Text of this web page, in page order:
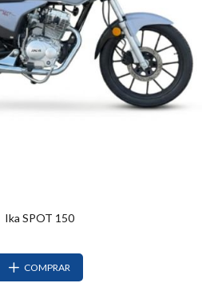
Ika SPOT 150
COMPRAR